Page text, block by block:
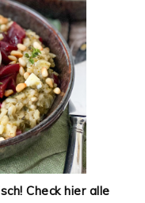
Check hier alle